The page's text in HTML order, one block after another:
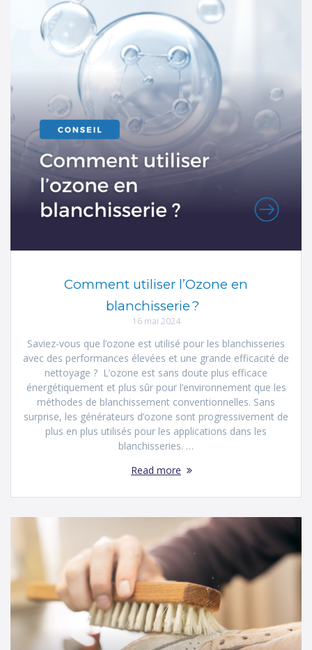
Comment utiliser l’Ozone en
blanchisserie ?
16 mai 2024
Saviez-vous que l’ozone est utilisé pour les blanchisseries
avec des performances élevées et une grande efficacité de
nettoyage ? L’ozone est sans doute plus efficace
énergétiquement et plus sûr pour l’environnement que les
méthodes de blanchissement conventionnelles. Sans
surprise, les générateurs d’ozone sont progressivement de
plus en plus utilisés pour les applications dans les
blanchisseries. …
Read more